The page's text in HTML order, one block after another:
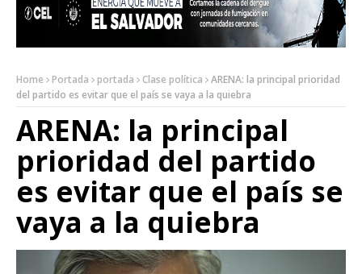
Home Portada portada Clase política
ARENA: la principal prioridad
del partido es evitar que el país se vaya a la quiebra
ARENA: la principal
prioridad del partido
es evitar que el país se
vaya a la quiebra